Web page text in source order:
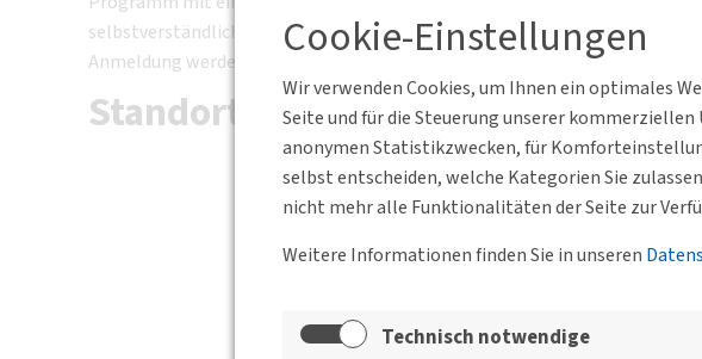
Cookie-Einstellungen
Wir verwenden Cookies, um Ihnen ein optimales
Seite und für die Steuerung unserer
anonymen Statistikzwecken, für
selbst entscheiden, welche Kategorien Sie
nicht mehr alle Funktionalitäten der Seite zur
Weitere Informationen finden Sie in unseren
Technisch notwendige
selbstverständlich gesorgt. Die Weihnachtsfeier findet in den
Anmeldung werden rechtzeitig per E-Mail sowie hier im
Standort